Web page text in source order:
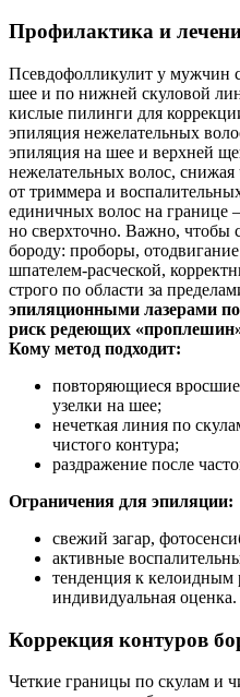
Профилактика и
Псевдофолликулит у мужчин
шее и по нижней скуловой
кислые пилинги для
эпиляция нежелательных
эпиляция на шее и верхней
нежелательных волос, снижая
от триммера и
единичных волос на границе
но сверхточно. Важно, чтобы
бороду: проборы,
шпателем‑расческой,
строго по области за
эпиляционными лазерами
риск редеющих
Кому метод подходит:
повторяющиеся
узелки на шее;
нечеткая линия по
чистого контура;
раздражение после
Ограничения для эпиляции:
свежий загар,
активные
тенденция к келоидным
индивидуальная оценка.
Коррекция контуров
Четкие границы по скулам и